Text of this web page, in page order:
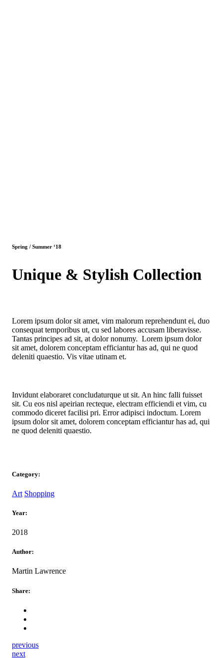
Spring / Summer ‘18
Unique & Stylish Collection
Lorem ipsum dolor sit amet, vim malorum reprehendunt ei, duo
consequat temporibus ut, cu sed labores accusam liberavisse.
Tantas principes ad sit, at dolor nonumy. Lorem ipsum dolor
sit amet, dolorem conceptam efficiantur has ad, qui ne quod
deleniti quaestio. Vis vitae utinam et.
Invidunt elaboraret concludaturque ut sit. An hinc falli fuisset
sit. Cu eos nisl apeirian recteque, electram efficiendi et vim, cu
commodo diceret facilisi pri. Error adipisci indoctum. Lorem
ipsum dolor sit amet, dolorem conceptam efficiantur has ad, qui
ne quod deleniti quaestio.
Category:
Art Shopping
Year:
2018
Author:
Martin Lawrence
Share:
previous
next